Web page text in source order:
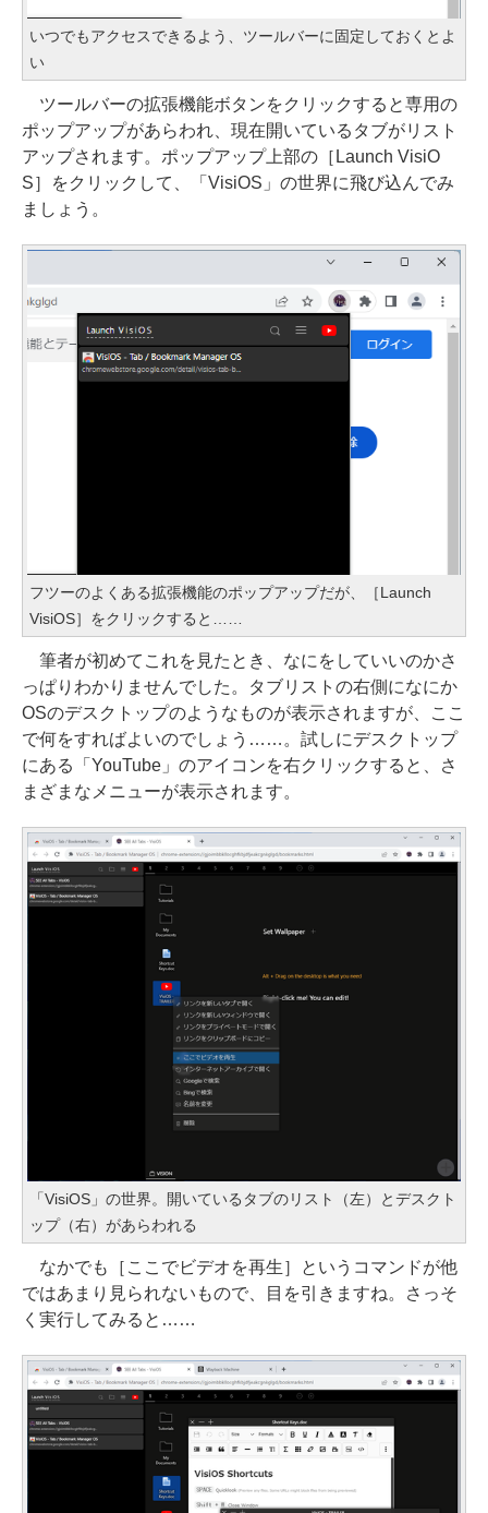
いつでもアクセスできるよう、ツールバーに固定しておくとよ
い
ツールバーの拡張機能ボタンをクリックすると専用の
ポップアップがあらわれ、現在開いているタブがリスト
アップされます。ポップアップ上部の［Launch VisiO
S］をクリックして、「VisiOS」の世界に飛び込んでみ
ましょう。
フツーのよくある拡張機能のポップアップだが、［Launch
VisiOS］をクリックすると……
筆者が初めてこれを見たとき、なにをしていいのかさ
っぱりわかりませんでした。タブリストの右側になにか
OSのデスクトップのようなものが表示されますが、ここ
で何をすればよいのでしょう……。試しにデスクトップ
にある「YouTube」のアイコンを右クリックすると、さ
まざまなメニューが表示されます。
「VisiOS」の世界。開いているタブのリスト（左）とデスクト
ップ（右）があらわれる
なかでも［ここでビデオを再生］というコマンドが他
ではあまり見られないもので、目を引きますね。さっそ
く実行してみると……